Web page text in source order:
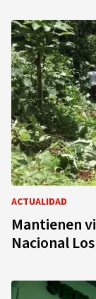
ACTUALIDAD
Mantienen
Nacional